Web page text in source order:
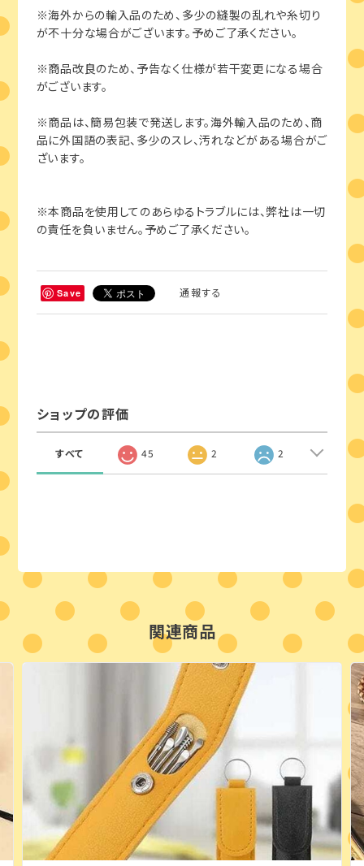
※海外からの輸入品のため、多少の縫製の乱れや糸切り
が不十分な場合がございます。予めご了承ください。
※商品改良のため、予告なく仕様が若干変更になる場合
がございます。
※商品は、簡易包装で発送します。海外輸入品のため、商
品に外国語の表記、多少のスレ、汚れなどがある場合がご
ざいます。
※本商品を使用してのあらゆるトラブルには、弊社は一切
の責任を負いません。予めご了承ください。
Save 通報する
ショップの評価
すべて 45 2 2
関連商品